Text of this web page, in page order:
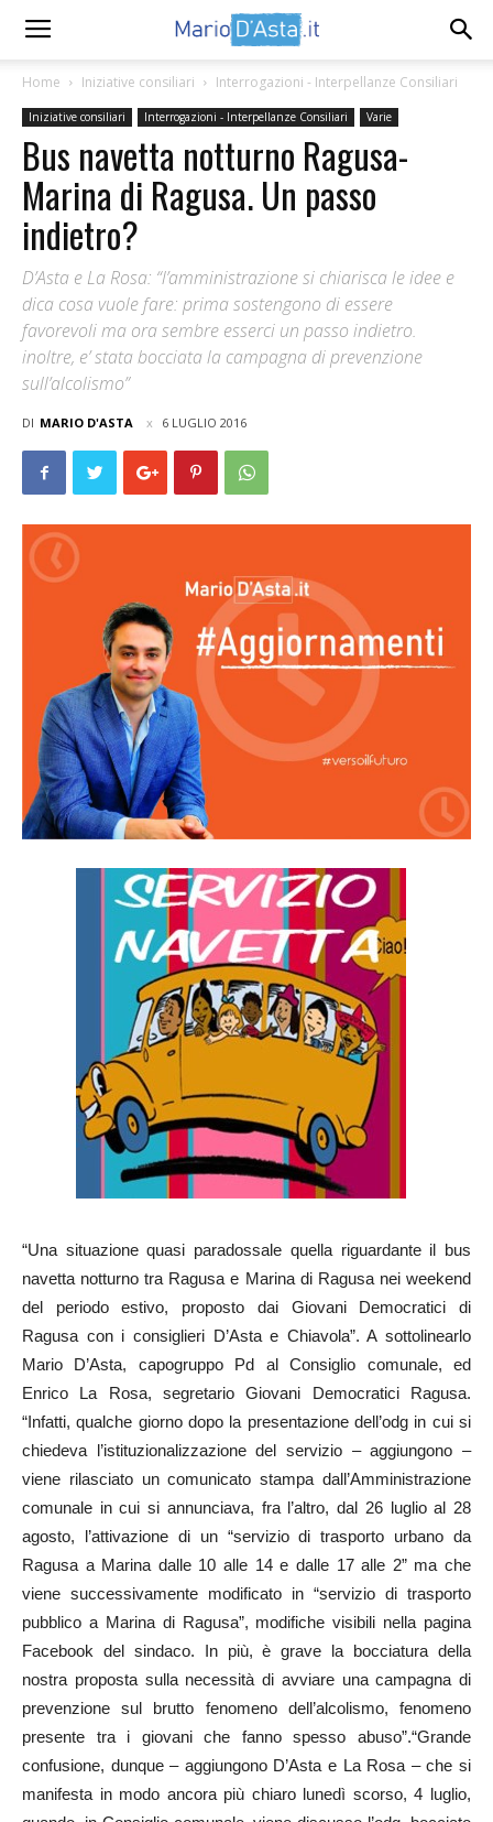
Home Iniziative consiliari Interrogazioni - Interpellanze Consiliari
Iniziative consiliari Interrogazioni - Interpellanze Consiliari Varie
Bus navetta notturno Ragusa-
Marina di Ragusa. Un passo
indietro?
D’Asta e La Rosa: “l’amministrazione si chiarisca le idee e
dica cosa vuole fare: prima sostengono di essere
favorevoli ma ora sembre esserci un passo indietro.
inoltre, e’ stata bocciata la campagna di prevenzione
sull’alcolismo”
DI MARIO D'ASTA 6 LUGLIO 2016
“Una situazione quasi paradossale quella riguardante il bus
navetta notturno tra Ragusa e Marina di Ragusa nei weekend
del periodo estivo, proposto dai Giovani Democratici di
Ragusa con i consiglieri D’Asta e Chiavola”. A sottolinearlo
Mario D’Asta, capogruppo Pd al Consiglio comunale, ed
Enrico La Rosa, segretario Giovani Democratici Ragusa.
“Infatti, qualche giorno dopo la presentazione dell’odg in cui si
chiedeva l’istituzionalizzazione del servizio – aggiungono –
viene rilasciato un comunicato stampa dall’Amministrazione
comunale in cui si annunciava, fra l’altro, dal 26 luglio al 28
agosto, l’attivazione di un “servizio di trasporto urbano da
Ragusa a Marina dalle 10 alle 14 e dalle 17 alle 2” ma che
viene successivamente modificato in “servizio di trasporto
pubblico a Marina di Ragusa”, modifiche visibili nella pagina
Facebook del sindaco. In più, è grave la bocciatura della
nostra proposta sulla necessità di avviare una campagna di
prevenzione sul brutto fenomeno dell’alcolismo, fenomeno
presente tra i giovani che fanno spesso abuso”.“Grande
confusione, dunque – aggiungono D’Asta e La Rosa – che si
manifesta in modo ancora più chiaro lunedì scorso, 4 luglio,